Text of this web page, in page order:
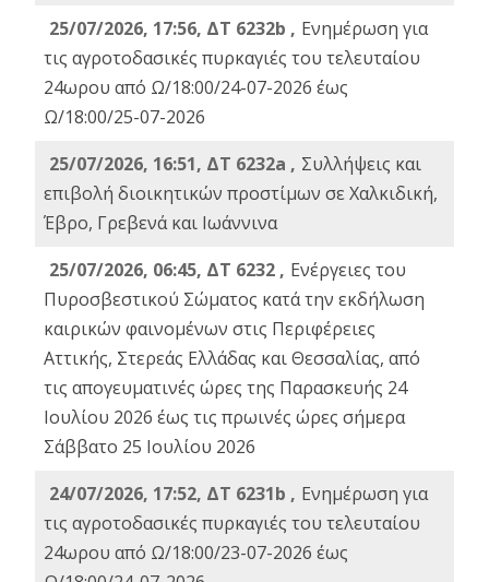
25/07/2026, 17:56, ΔΤ 6232b , Ενημέρωση για
τις αγροτοδασικές πυρκαγιές του τελευταίου
24ωρου από Ω/18:00/24-07-2026 έως
Ω/18:00/25-07-2026
25/07/2026, 16:51, ΔΤ 6232a , Συλλήψεις και
επιβολή διοικητικών προστίμων σε Χαλκιδική,
Έβρο, Γρεβενά και Ιωάννινα
25/07/2026, 06:45, ΔΤ 6232 , Ενέργειες του
Πυροσβεστικού Σώματος κατά την εκδήλωση
καιρικών φαινομένων στις Περιφέρειες
Αττικής, Στερεάς Ελλάδας και Θεσσαλίας, από
τις απογευματινές ώρες της Παρασκευής 24
Ιουλίου 2026 έως τις πρωινές ώρες σήμερα
Σάββατο 25 Ιουλίου 2026
24/07/2026, 17:52, ΔΤ 6231b , Ενημέρωση για
τις αγροτοδασικές πυρκαγιές του τελευταίου
24ωρου από Ω/18:00/23-07-2026 έως